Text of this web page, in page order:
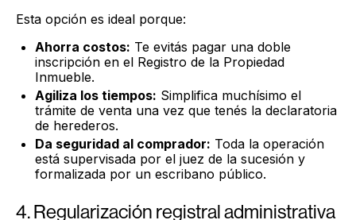
Esta opción es ideal porque:
Ahorra costos: Te evitás pagar una doble
inscripción en el Registro de la Propiedad
Inmueble.
Agiliza los tiempos: Simplifica muchísimo el
trámite de venta una vez que tenés la declaratoria
de herederos.
Da seguridad al comprador: Toda la operación
está supervisada por el juez de la sucesión y
formalizada por un escribano público.
4. Regularización registral administrativa